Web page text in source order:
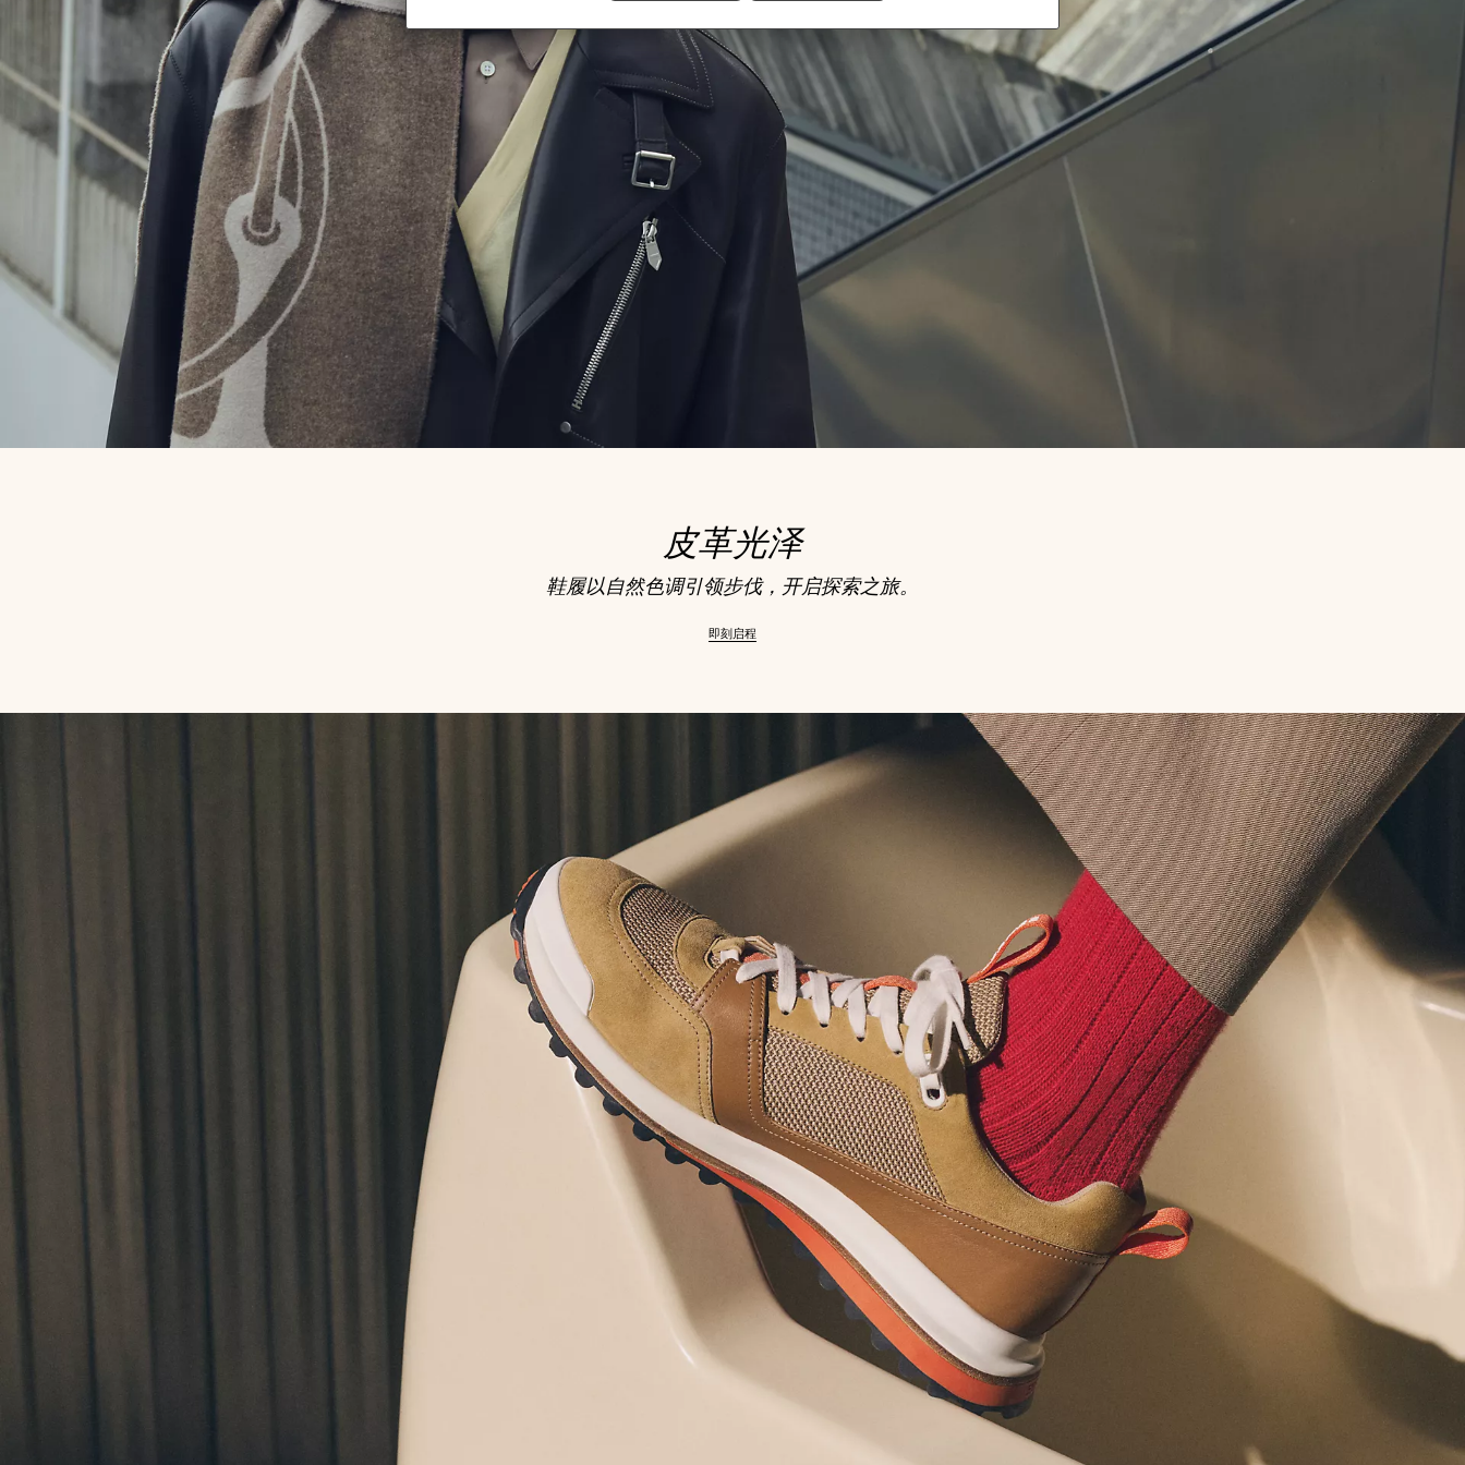
皮革光泽
鞋履以自然色调引领步伐，开启探索之旅。
即刻启程